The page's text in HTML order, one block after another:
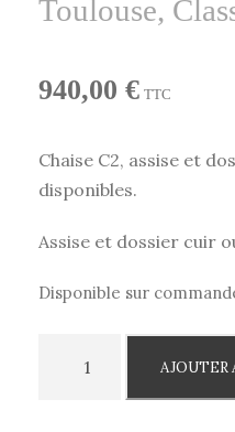
Toulouse,
940,00 € TTC
Chaise C2, assise et
disponibles.
Assise et dossier cuir
Disponible sur
AJOUTER